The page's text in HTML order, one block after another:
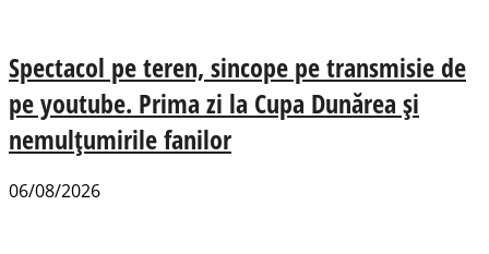
Spectacol pe teren, sincope pe transmisie de
pe youtube. Prima zi la Cupa Dunărea și
nemulțumirile fanilor
06/08/2026